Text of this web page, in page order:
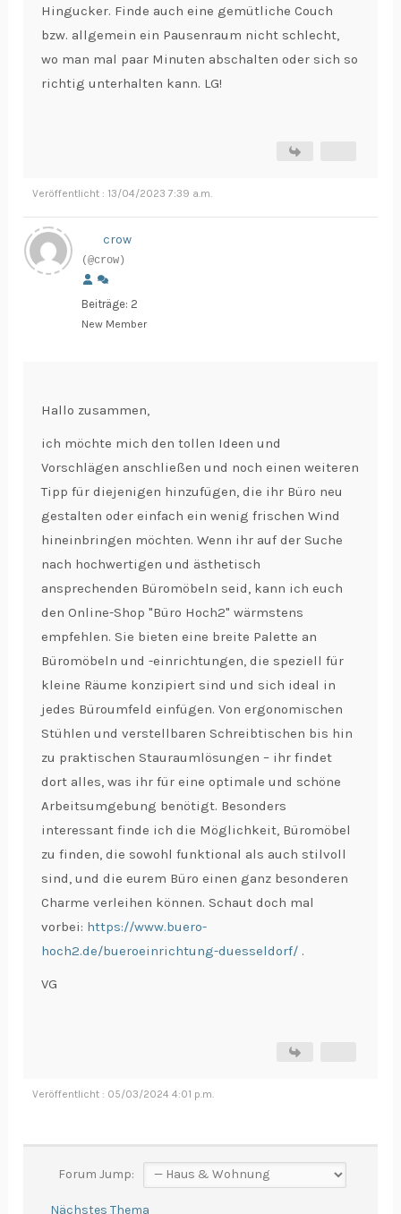
Hingucker. Finde auch eine gemütliche Couch
bzw. allgemein ein Pausenraum nicht schlecht,
wo man mal paar Minuten abschalten oder sich so
richtig unterhalten kann. LG!
Veröffentlicht : 13/04/2023 7:39 a.m.
crow
(@crow)
Beiträge: 2
New Member
Hallo zusammen,
ich möchte mich den tollen Ideen und
Vorschlägen anschließen und noch einen weiteren
Tipp für diejenigen hinzufügen, die ihr Büro neu
gestalten oder einfach ein wenig frischen Wind
hineinbringen möchten. Wenn ihr auf der Suche
nach hochwertigen und ästhetisch
ansprechenden Büromöbeln seid, kann ich euch
den Online-Shop "Büro Hoch2" wärmstens
empfehlen. Sie bieten eine breite Palette an
Büromöbeln und -einrichtungen, die speziell für
kleine Räume konzipiert sind und sich ideal in
jedes Büroumfeld einfügen. Von ergonomischen
Stühlen und verstellbaren Schreibtischen bis hin
zu praktischen Stauraumlösungen – ihr findet
dort alles, was ihr für eine optimale und schöne
Arbeitsumgebung benötigt. Besonders
interessant finde ich die Möglichkeit, Büromöbel
zu finden, die sowohl funktional als auch stilvoll
sind, und die eurem Büro einen ganz besonderen
Charme verleihen können. Schaut doch mal
vorbei: https://www.buero-
hoch2.de/bueroeinrichtung-duesseldorf/ .
VG
Veröffentlicht : 05/03/2024 4:01 p.m.
Forum Jump:
Nächstes Thema